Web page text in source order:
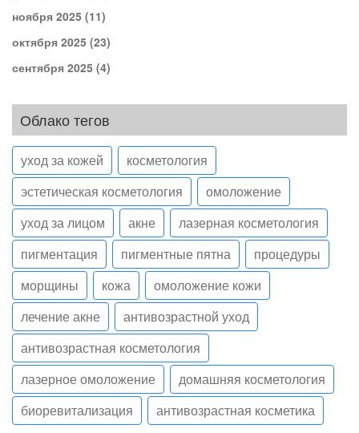
ноября 2025 (11)
октября 2025 (23)
сентября 2025 (4)
Облако тегов
уход за кожей
косметология
эстетическая косметология
омоложение
уход за лицом
акне
лазерная косметология
пигментация
пигментные пятна
процедуры
морщины
кожа
омоложение кожи
лечение акне
антивозрастной уход
антивозрастная косметология
лазерное омоложение
домашняя косметология
биоревитализация
антивозрастная косметика